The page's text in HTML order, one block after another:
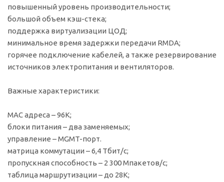
повышенный уровень производительности;
большой объем кэш-стека;
поддержка виртуализации ЦОД;
минимальное время задержки передачи RMDA;
горячее подключение кабелей, а также резервирование
источников электропитания и вентиляторов.
Важные характеристики:
MAC адреса – 96K;
блоки питания – два заменяемых;
управление – MGMT-порт.
матрица коммутации – 6,4 Тбит/с;
пропускная способность – 2 300 Мпакетов/с;
таблица маршрутизации – до 28K;